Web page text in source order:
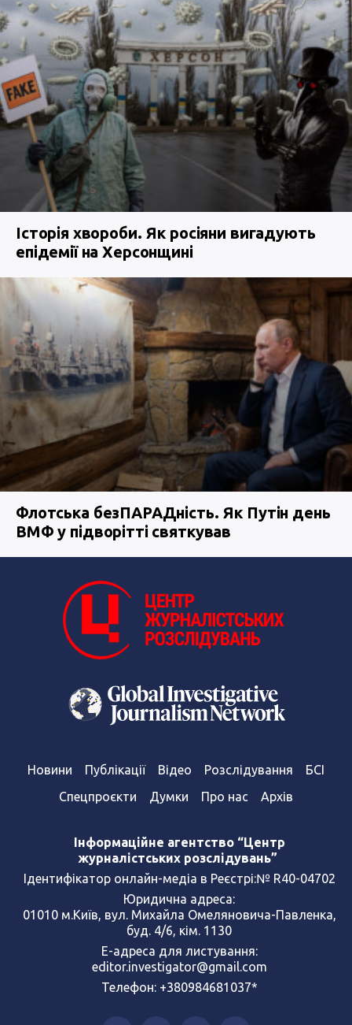
Історія хвороби. Як росіяни вигадують
епідемії на Херсонщині
Флотська безПАРАДність. Як Путін день
ВМФ у підворітті святкував
Новини Публікації Відео Розслідування
БСІ
Спецпроєкти
Думки Про нас Архів
Інформаційне агентство “Центр
журналістських розслідувань”
Ідентифікатор онлайн-медіа в Реєстрі:№ R40-04702
Юридична адреса:
01010 м.Київ, вул. Михайла Омеляновича-Павленка,
буд. 4/6, кім. 1130
Е-адреса для листування:
editor.investigator@gmail.com
Телефон: +380984681037*